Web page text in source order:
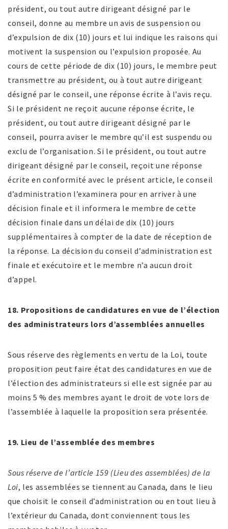
président, ou tout autre dirigeant désigné par le
conseil, donne au membre un avis de suspension ou
d’expulsion de dix (10) jours et lui indique les raisons qui
motivent la suspension ou l’expulsion proposée. Au
cours de cette période de dix (10) jours, le membre peut
transmettre au président, ou à tout autre dirigeant
désigné par le conseil, une réponse écrite à l’avis reçu.
Si le président ne reçoit aucune réponse écrite, le
président, ou tout autre dirigeant désigné par le
conseil, pourra aviser le membre qu’il est suspendu ou
exclu de l’organisation. Si le président, ou tout autre
dirigeant désigné par le conseil, reçoit une réponse
écrite en conformité avec le présent article, le conseil
d’administration l’examinera pour en arriver à une
décision finale et il informera le membre de cette
décision finale dans un délai de dix (10) jours
supplémentaires à compter de la date de réception de
la réponse. La décision du conseil d’administration est
finale et exécutoire et le membre n’a aucun droit
d’appel.
18. Propositions de candidatures en vue de l’élection
des administrateurs lors d’assemblées annuelles
Sous réserve des règlements en vertu de la Loi, toute
proposition peut faire état des candidatures en vue de
l’élection des administrateurs si elle est signée par au
moins 5 % des membres ayant le droit de vote lors de
l’assemblée à laquelle la proposition sera présentée.
19. Lieu de l’assemblée des membres
Sous réserve de l’article 159 (Lieu des assemblées) de la
Loi, les assemblées se tiennent au Canada, dans le lieu
que choisit le conseil d’administration ou en tout lieu à
l’extérieur du Canada, dont conviennent tous les